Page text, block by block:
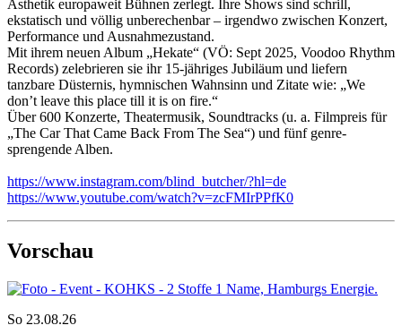
Ästhetik europaweit Bühnen zerlegt. Ihre Shows sind schrill,
ekstatisch und völlig unberechenbar – irgendwo zwischen Konzert,
Performance und Ausnahmezustand.
Mit ihrem neuen Album „Hekate“ (VÖ: Sept 2025, Voodoo Rhythm
Records) zelebrieren sie ihr 15-jähriges Jubiläum und liefern
tanzbare Düsternis, hymnischen Wahnsinn und Zitate wie: „We
don’t leave this place till it is on fire.“
Über 600 Konzerte, Theatermusik, Soundtracks (u. a. Filmpreis für
„The Car That Came Back From The Sea“) und fünf genre-
sprengende Alben.
https://www.instagram.com/blind_butcher/?hl=de
https://www.youtube.com/watch?v=zcFMIrPPfK0
Vorschau
So 23.08.26